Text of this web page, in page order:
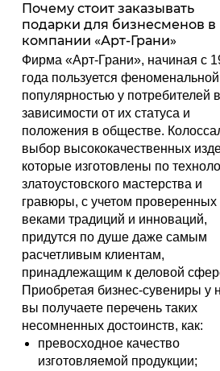
Почему стоит заказывать
подарки для бизнесменов в
компании «Арт-Грани»
Фирма «Арт-Грани», начиная с
года пользуется феноменальной
популярностью у потребителей
зависимости от их статуса и
положения в обществе.
выбор высококачественных
которые изготовлены по
златоустовского мастерства и
гравюры, с учетом проверенных
веками традиций и инноваций,
придутся по душе даже самым
расчетливым клиентам,
принадлежащим к деловой
Приобретая бизнес-сувениры у
вы получаете перечень таких
несомненных достоинств, как:
превосходное качество
изготовляемой продукции;